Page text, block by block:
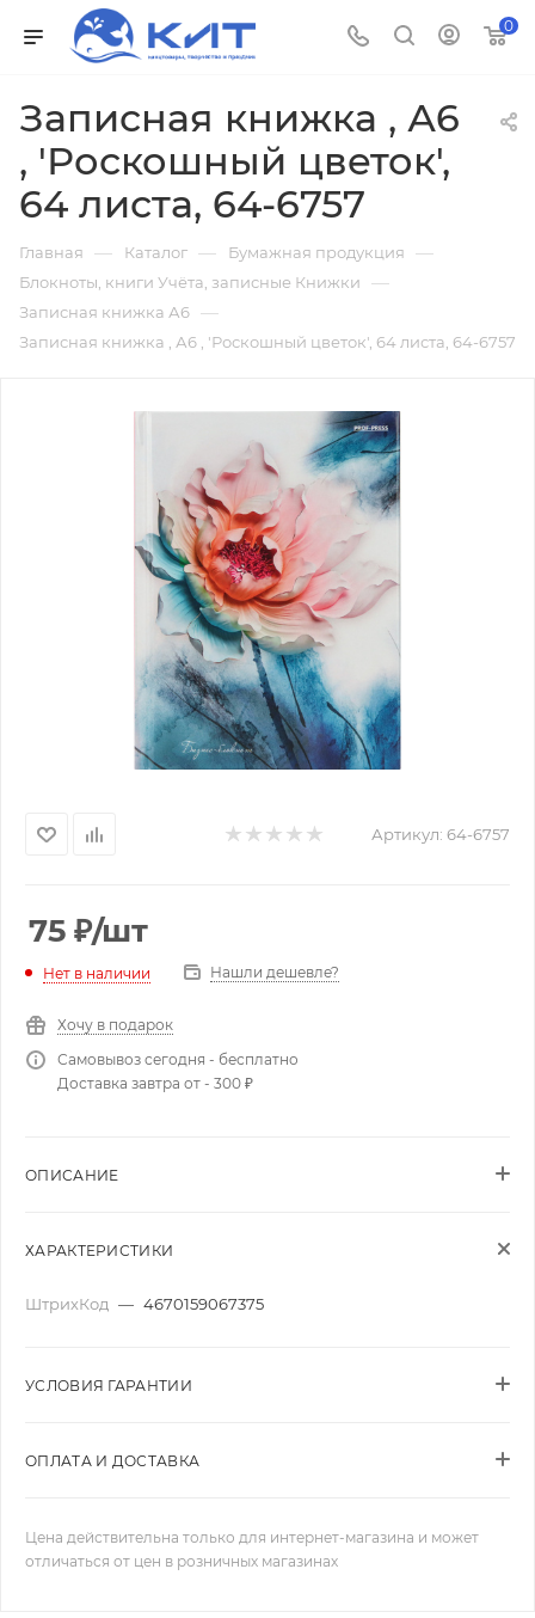
0
Записная книжка , А6
, 'Роскошный цветок',
64 листа, 64-6757
Главная — Каталог — Бумажная продукция —
Блокноты, книги Учёта, записные Книжки —
Записная книжка А6 —
Записная книжка , А6 , 'Роскошный цветок', 64 листа, 64-6757
Артикул: 64-6757
75 ₽/шт
Нет в наличии Нашли дешевле?
Хочу в подарок
Самовывоз сегодня - бесплатно
Доставка завтра от - 300 ₽
ОПИСАНИЕ
ХАРАКТЕРИСТИКИ
ШтрихКод — 4670159067375
УСЛОВИЯ ГАРАНТИИ
ОПЛАТА И ДОСТАВКА
Цена действительна только для интернет-магазина и может
отличаться от цен в розничных магазинах